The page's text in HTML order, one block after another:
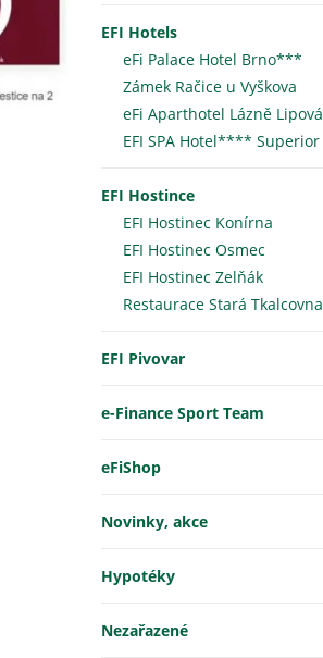
EFI Hotels
eFi Palace Hotel Brno***
Zámek Račice u Vyškova
eFi Aparthotel Lázně Lipová
EFI SPA Hotel**** Superior
EFI Hostince
EFI Hostinec Konírna
EFI Hostinec Osmec
EFI Hostinec Zelňák
Restaurace Stará Tkalcovna
EFI Pivovar
e-Finance Sport Team
eFiShop
Novinky, akce
Hypotéky
Nezařazené